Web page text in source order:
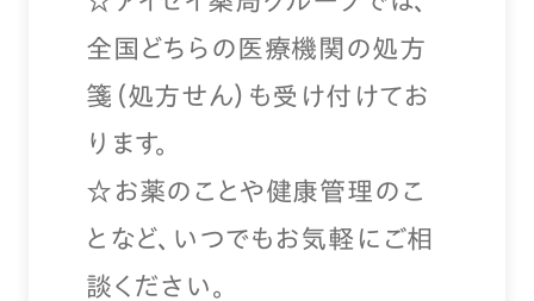
全国どちらの医療機関の処方
箋（処方せん）も受け付けてお
ります。
☆お薬のことや健康管理のこ
となど、いつでもお気軽にご相
談ください。